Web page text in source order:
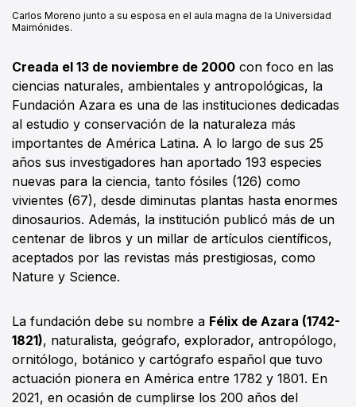
Carlos Moreno junto a su esposa en el aula magna de la Universidad
Maimónides.
Creada el 13 de noviembre de 2000 con foco en las
ciencias naturales, ambientales y antropológicas, la
Fundación Azara es una de las instituciones dedicadas
al estudio y conservación de la naturaleza más
importantes de América Latina. A lo largo de sus 25
años sus investigadores han aportado 193 especies
nuevas para la ciencia, tanto fósiles (126) como
vivientes (67), desde diminutas plantas hasta enormes
dinosaurios. Además, la institución publicó más de un
centenar de libros y un millar de artículos científicos,
aceptados por las revistas más prestigiosas, como
Nature y Science.
La fundación debe su nombre a Félix de Azara (1742-
1821), naturalista, geógrafo, explorador, antropólogo,
ornitólogo, botánico y cartógrafo español que tuvo
actuación pionera en América entre 1782 y 1801. En
2021, en ocasión de cumplirse los 200 años del